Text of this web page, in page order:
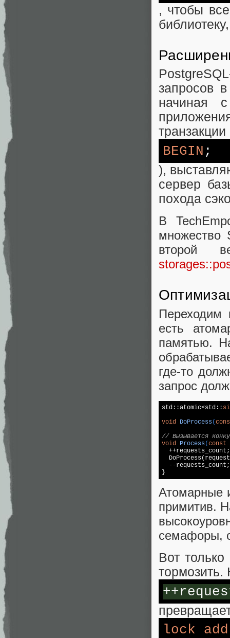
, чтобы
запросов
начиная
транзакции
BEGIN ;
),
сервер
похода
В
множество
второй
Переходим
есть
памятью.
где-то
запрос
std::atomic<std::
void DoProcess(
// Вызывается
void Process(const
  ++requests_count;
  --requests_count;
Атомарные
примитив.
семафоры,
Вот
lock add